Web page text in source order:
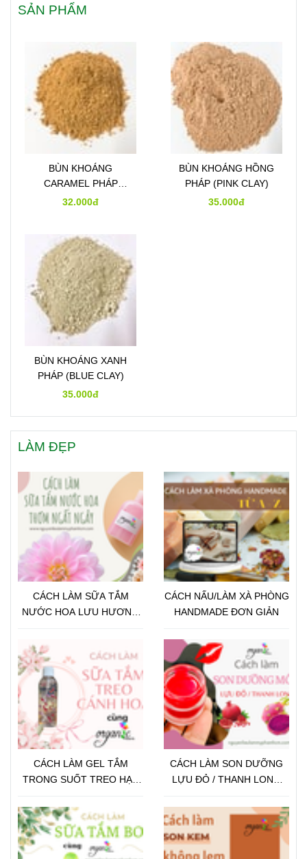
SẢN PHẨM
BÙN KHOÁNG
CARAMEL PHÁP
(CARAMEL CLAY)
32.000đ
BÙN KHOÁNG HỒNG
PHÁP (PINK CLAY)
35.000đ
BÙN KHOÁNG XANH
PHÁP (BLUE CLAY)
35.000đ
LÀM ĐẸP
CÁCH LÀM SỮA TẮM
NƯỚC HOA LƯU HƯƠNG
CÁCH NẤU/LÀM XÀ PHÒNG
HANDMADE ĐƠN GIẢN
CÁCH LÀM GEL TẮM
TRONG SUỐT TREO HẠT
CÁCH LÀM SON DƯỠNG
LỰU ĐỎ / THANH LONG
BƯỚC